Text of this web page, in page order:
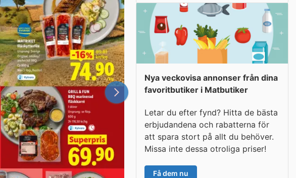
Nya veckovisa annonser från dina
favoritbutiker i Matbutiker
Letar du efter fynd? Hitta de bästa
erbjudandena och rabatterna för
att spara stort på allt du behöver.
Missa inte dessa otroliga priser!
Få dem nu